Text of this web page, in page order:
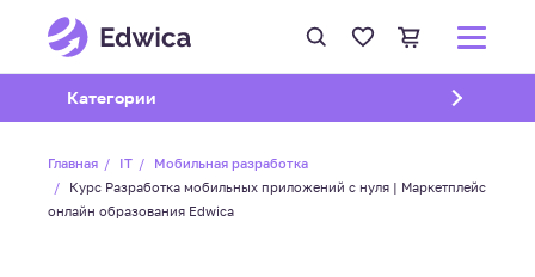
Открыть подменю
Категории
Главная IT
Мобильная разработка
Курс Разработка мобильных приложений с нуля | Маркетплейс
онлайн образования Edwica